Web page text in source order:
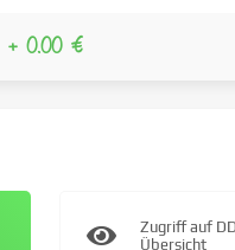
+ 0.00 €
Zugriff auf
Übersicht